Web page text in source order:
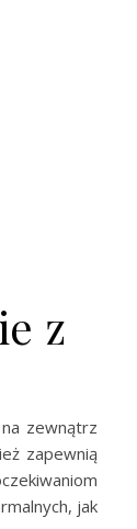
z
zewnątrz
zapewnią
jak